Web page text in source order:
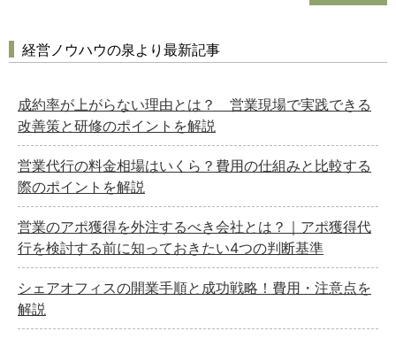
経営ノウハウの泉より最新記事
成約率が上がらない理由とは？ 営業現場で実践できる
改善策と研修のポイントを解説
営業代行の料金相場はいくら？費用の仕組みと比較する
際のポイントを解説
営業のアポ獲得を外注するべき会社とは？｜アポ獲得代
行を検討する前に知っておきたい4つの判断基準
シェアオフィスの開業手順と成功戦略！費用・注意点を
解説